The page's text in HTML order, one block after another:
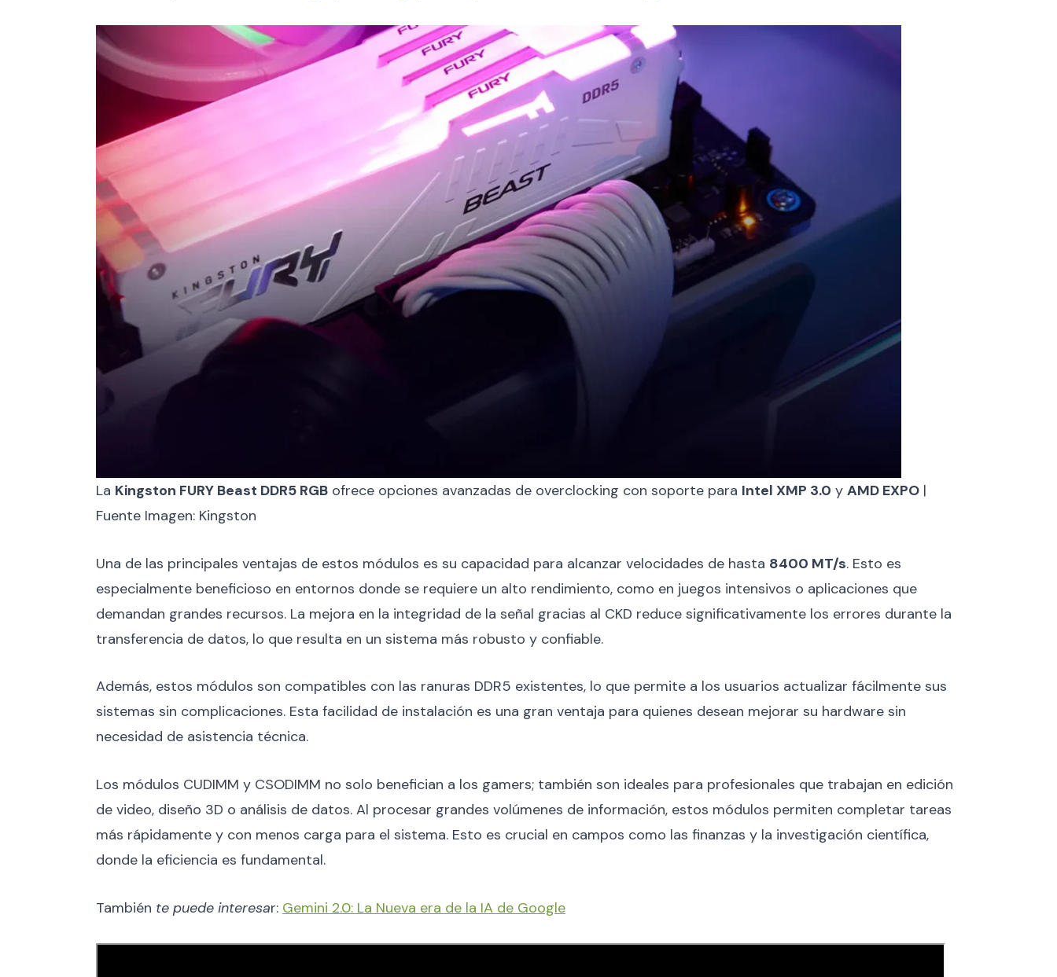
La Kingston FURY Beast DDR5 RGB ofrece opciones avanzadas de overclocking con soporte para Intel XMP 3.0 y AMD EXPO |
Fuente Imagen: Kingston
Una de las principales ventajas de estos módulos es su capacidad para alcanzar velocidades de hasta 8400 MT/s. Esto es
especialmente beneficioso en entornos donde se requiere un alto rendimiento, como en juegos intensivos o aplicaciones que
demandan grandes recursos. La mejora en la integridad de la señal gracias al CKD reduce significativamente los errores durante la
transferencia de datos, lo que resulta en un sistema más robusto y confiable.
Además, estos módulos son compatibles con las ranuras DDR5 existentes, lo que permite a los usuarios actualizar fácilmente sus
sistemas sin complicaciones. Esta facilidad de instalación es una gran ventaja para quienes desean mejorar su hardware sin
necesidad de asistencia técnica.
Los módulos CUDIMM y CSODIMM no solo benefician a los gamers; también son ideales para profesionales que trabajan en edición
de video, diseño 3D o análisis de datos. Al procesar grandes volúmenes de información, estos módulos permiten completar tareas
más rápidamente y con menos carga para el sistema. Esto es crucial en campos como las finanzas y la investigación científica,
donde la eficiencia es fundamental.
También te puede interesar: Gemini 2.0: La Nueva era de la IA de Google